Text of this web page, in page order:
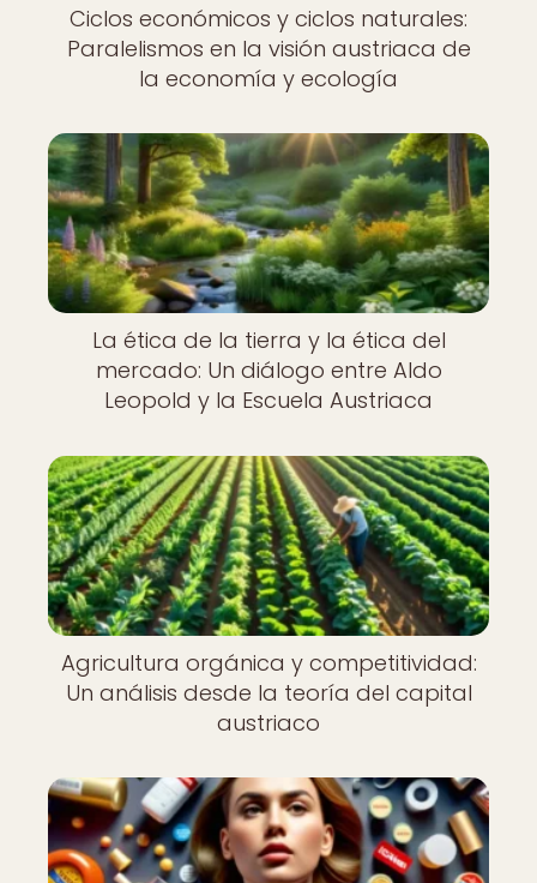
Ciclos económicos y ciclos naturales:
Paralelismos en la visión austriaca de
la economía y ecología
La ética de la tierra y la ética del
mercado: Un diálogo entre Aldo
Leopold y la Escuela Austriaca
Agricultura orgánica y competitividad:
Un análisis desde la teoría del capital
austriaco